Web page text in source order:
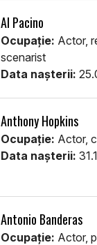
Al Pacino
Ocupație: Actor,
scenarist
Data nașterii:
Anthony Hopkins
Ocupație: Actor,
Data nașterii:
Antonio Banderas
Ocupație: Actor,